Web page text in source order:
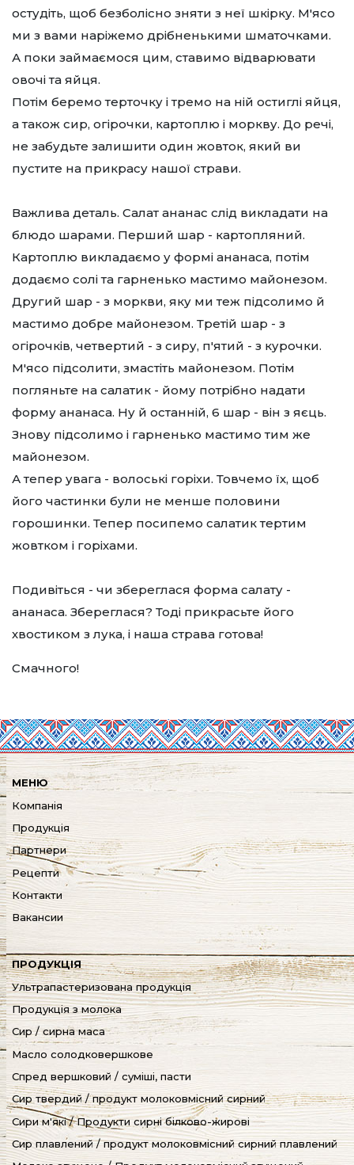
остудіть, щоб безболісно зняти з неї шкірку. М'ясо
ми з вами наріжемо дрібненькими шматочками.
А поки займаємося цим, ставимо відварювати
овочі та яйця.
Потім беремо терточку і тремо на ній остиглі яйця,
а також сир, огірочки, картоплю і моркву. До речі,
не забудьте залишити один жовток, який ви
пустите на прикрасу нашої страви.
Важлива деталь. Салат ананас слід викладати на
блюдо шарами. Перший шар - картопляний.
Картоплю викладаємо у формі ананаса, потім
додаємо солі та гарненько мастимо майонезом.
Другий шар - з моркви, яку ми теж підсолимо й
мастимо добре майонезом. Третій шар - з
огірочків, четвертий - з сиру, п'ятий - з курочки.
М'ясо підсолити, змастіть майонезом. Потім
погляньте на салатик - йому потрібно надати
форму ананаса. Ну й останній, 6 шар - він з яєць.
Знову підсолимо і гарненько мастимо тим же
майонезом.
А тепер увага - волоські горіхи. Товчемо їх, щоб
його частинки були не менше половини
горошинки. Тепер посипемо салатик тертим
жовтком і горіхами.
Подивіться - чи збереглася форма салату -
ананаса. Збереглася? Тоді прикрасьте його
хвостиком з лука, і наша страва готова!
Смачного!
МЕНЮ
Компанія
Продукція
Партнери
Рецепти
Контакти
Вакансии
ПРОДУКЦІЯ
Ультрапастеризована продукція
Продукція з молока
Сир / сирна маса
Масло солодковершкове
Спред вершковий / суміші, пасти
Сир твердий / продукт молоковмісний сирний
Сири м'які / Продукти сирні білково-жирові
Cир плавлений / продукт молоковмісний сирний плавлений